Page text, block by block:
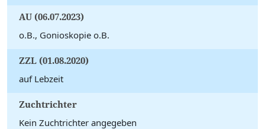
AU (06.07.2023)
o.B., Gonioskopie o.B.
ZZL (01.08.2020)
auf Lebzeit
Zuchtrichter
Kein Zuchtrichter angegeben